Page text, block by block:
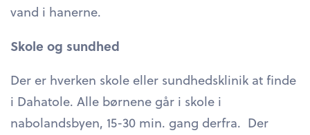
vand i hanerne.
Skole og sundhed
Der er hverken skole eller sundhedsklinik at finde
i Dahatole. Alle børnene går i skole i
nabolandsbyen, 15-30 min. gang derfra. Der